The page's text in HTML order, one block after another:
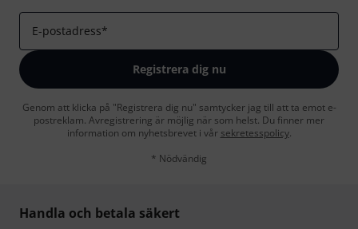
E-postadress*
Registrera dig nu
Genom att klicka på "Registrera dig nu" samtycker jag till att ta emot e-
postreklam. Avregistrering är möjlig när som helst. Du finner mer
information om nyhetsbrevet i vår sekretesspolicy.
* Nödvändig
Handla och betala säkert